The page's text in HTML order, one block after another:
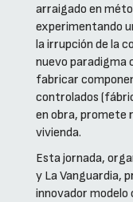
arraigado en
experimentando
la irrupción de la
nuevo paradigma
fabricar
controlados
en obra, promete
vivienda.
Esta jornada,
y La Vanguardia,
innovador